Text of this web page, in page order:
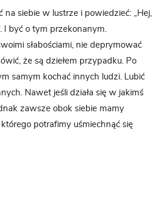
na siebie w lustrze i powiedzieć: „Hej,
I być o tym przekonanym.
słabościami, nie deprymować
że są dziełem przypadku. Po
samym kochać innych ludzi. Lubić
Nawet jeśli działa się w jakimś
zawsze obok siebie mamy
potrafimy uśmiechnąć się